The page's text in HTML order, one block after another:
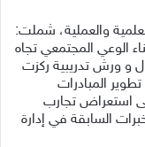
والعملية، شملت:
الوعي المجتمعي تجاه
و ورش تدريبية ركزت
المبادرات
استعراض تجارب
السابقة في إدارة